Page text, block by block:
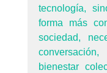
tecnología,
forma más
sociedad,
bienestar